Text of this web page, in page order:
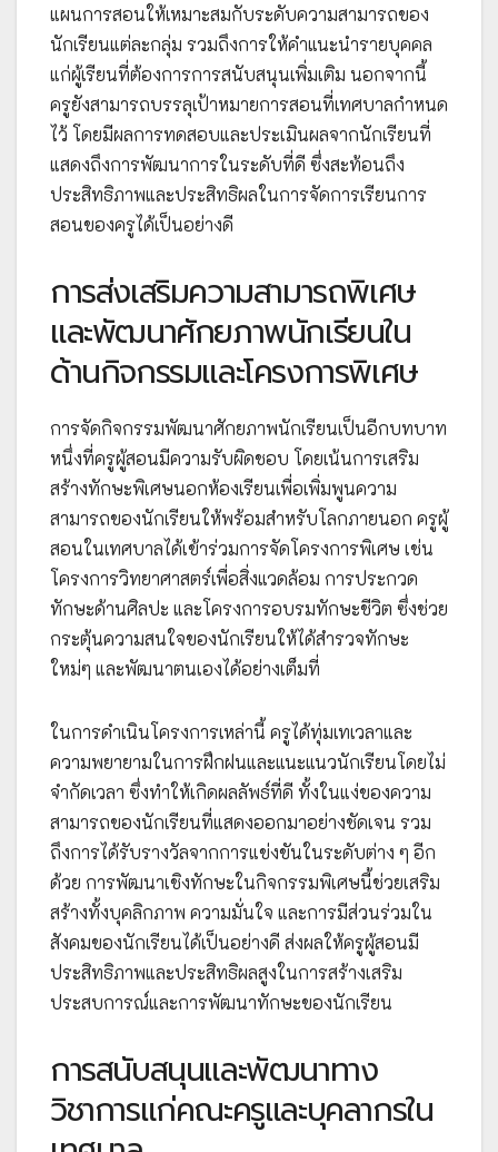
แผนการสอนให้เหมาะสมกับระดับความสามารถของ
นักเรียนแต่ละกลุ่ม รวมถึงการให้คำแนะนำรายบุคคล
แก่ผู้เรียนที่ต้องการการสนับสนุนเพิ่มเติม นอกจากนี้
ครูยังสามารถบรรลุเป้าหมายการสอนที่เทศบาลกำหนด
ไว้ โดยมีผลการทดสอบและประเมินผลจากนักเรียนที่
แสดงถึงการพัฒนาการในระดับที่ดี ซึ่งสะท้อนถึง
ประสิทธิภาพและประสิทธิผลในการจัดการเรียนการ
สอนของครูได้เป็นอย่างดี
การส่งเสริมความสามารถพิเศษ
และพัฒนาศักยภาพนักเรียนใน
ด้านกิจกรรมและโครงการพิเศษ
การจัดกิจกรรมพัฒนาศักยภาพนักเรียนเป็นอีกบทบาท
หนึ่งที่ครูผู้สอนมีความรับผิดชอบ โดยเน้นการเสริม
สร้างทักษะพิเศษนอกห้องเรียนเพื่อเพิ่มพูนความ
สามารถของนักเรียนให้พร้อมสำหรับโลกภายนอก ครูผู้
สอนในเทศบาลได้เข้าร่วมการจัดโครงการพิเศษ เช่น
โครงการวิทยาศาสตร์เพื่อสิ่งแวดล้อม การประกวด
ทักษะด้านศิลปะ และโครงการอบรมทักษะชีวิต ซึ่งช่วย
กระตุ้นความสนใจของนักเรียนให้ได้สำรวจทักษะ
ใหม่ๆ และพัฒนาตนเองได้อย่างเต็มที่
ในการดำเนินโครงการเหล่านี้ ครูได้ทุ่มเทเวลาและ
ความพยายามในการฝึกฝนและแนะแนวนักเรียนโดยไม่
จำกัดเวลา ซึ่งทำให้เกิดผลลัพธ์ที่ดี ทั้งในแง่ของความ
สามารถของนักเรียนที่แสดงออกมาอย่างชัดเจน รวม
ถึงการได้รับรางวัลจากการแข่งขันในระดับต่าง ๆ อีก
ด้วย การพัฒนาเชิงทักษะในกิจกรรมพิเศษนี้ช่วยเสริม
สร้างทั้งบุคลิกภาพ ความมั่นใจ และการมีส่วนร่วมใน
สังคมของนักเรียนได้เป็นอย่างดี ส่งผลให้ครูผู้สอนมี
ประสิทธิภาพและประสิทธิผลสูงในการสร้างเสริม
ประสบการณ์และการพัฒนาทักษะของนักเรียน
การสนับสนุนและพัฒนาทาง
วิชาการแก่คณะครูและบุคลากรใน